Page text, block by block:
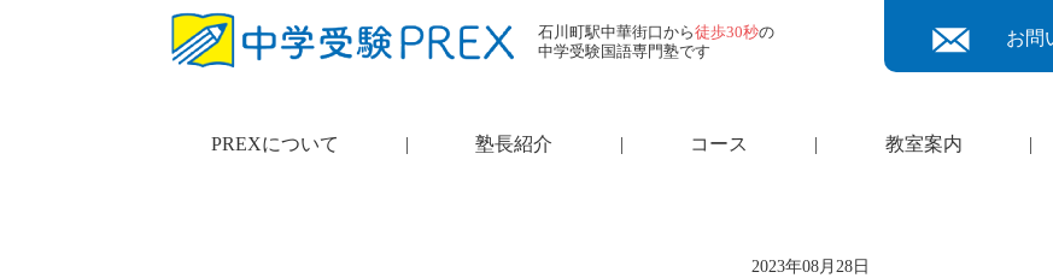
石川町駅中華街口から徒歩30秒の
中学受験国語専門塾です
お問
PREXについて | 塾長紹介 | コース | 教室案内 |
2023年08月28日